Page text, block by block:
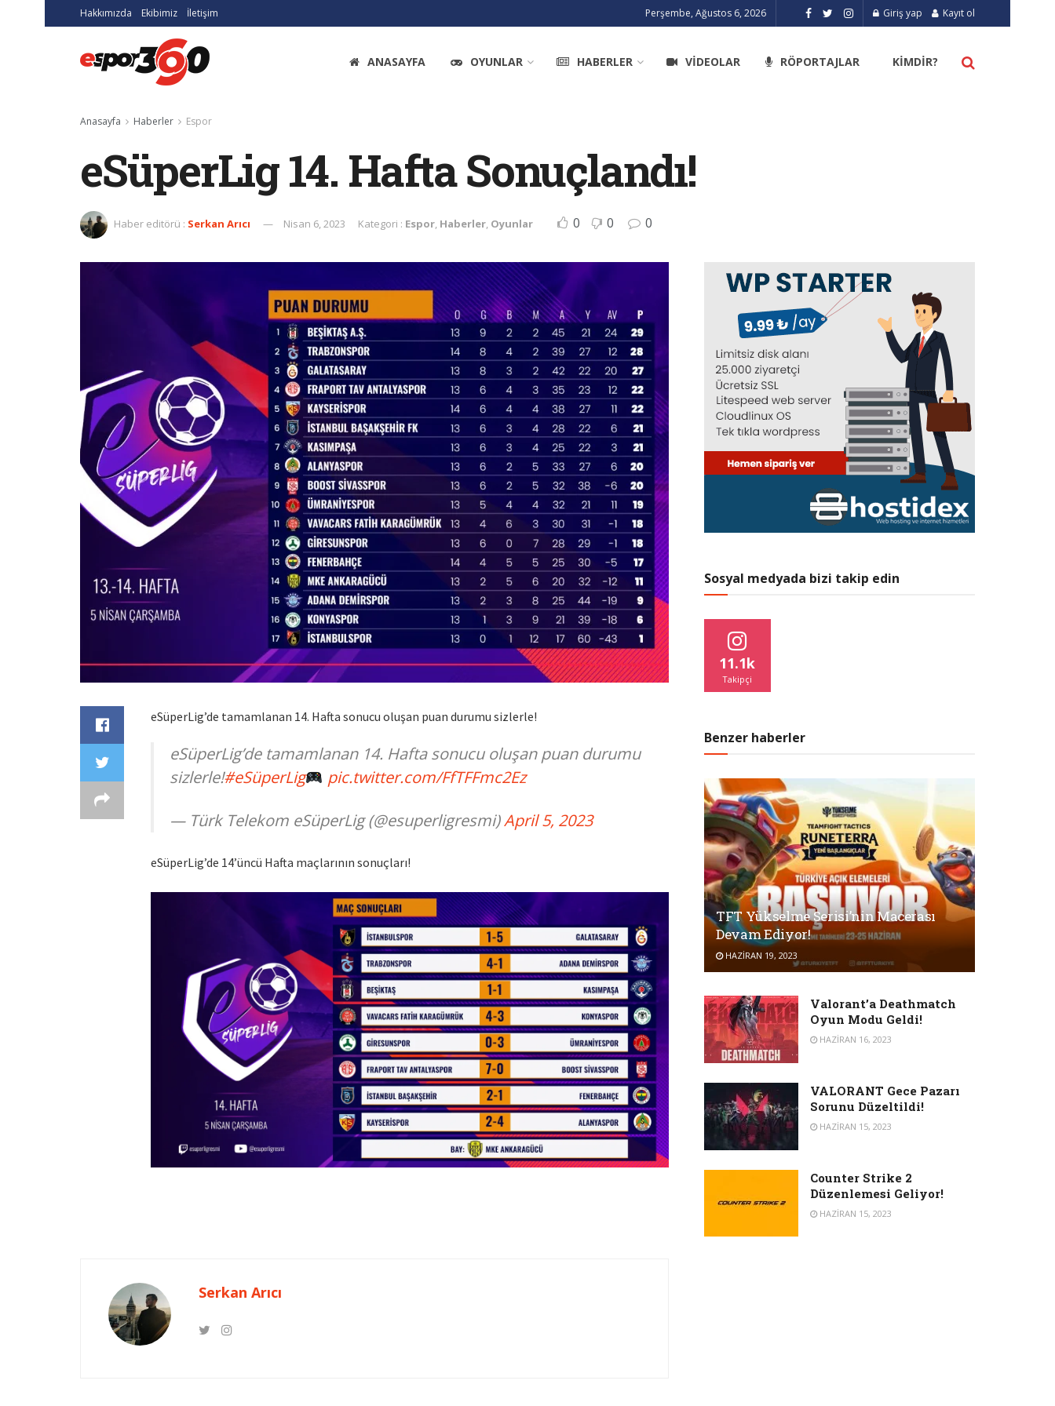
Hakkımızda Ekibimiz İletişim Perşembe, Ağustos 6, 2026 Giriş yap Kayıt ol
ANASAYFA OYUNLAR HABERLER VIDEOLAR RÖPORTAJLAR KIMDIR?
Anasayfa Haberler Espor
eSüperLig 14. Hafta Sonuçlandı!
Haber editörü : Serkan Arıcı Nisan 6, 2023 Kategori : Espor, Haberler, Oyunlar 0 0 0
eSüperLig’de tamamlanan 14. Hafta sonucu oluşan puan durumu sizlerle!
eSüperLig’de tamamlanan 14. Hafta sonucu oluşan puan durumu
sizlerle!#eSüperLig pic.twitter.com/FfTFFmc2Ez
— Türk Telekom eSüperLig (@esuperligresmi)April 5, 2023
eSüperLig’de 14’üncü Hafta maçlarının sonuçları!
Serkan Arıcı
Sosyal medyada bizi takip edin
11.1k
Takipçi
Benzer haberler
TFT Yükselme Serisi’nin Macerası
Devam Ediyor!
HAZIRAN 19, 2023
Valorant’a Deathmatch
Oyun Modu Geldi!
HAZIRAN 16, 2023
VALORANT Gece Pazarı
Sorunu Düzeltildi!
HAZIRAN 15, 2023
Counter Strike 2
Düzenlemesi Geliyor!
HAZIRAN 15, 2023